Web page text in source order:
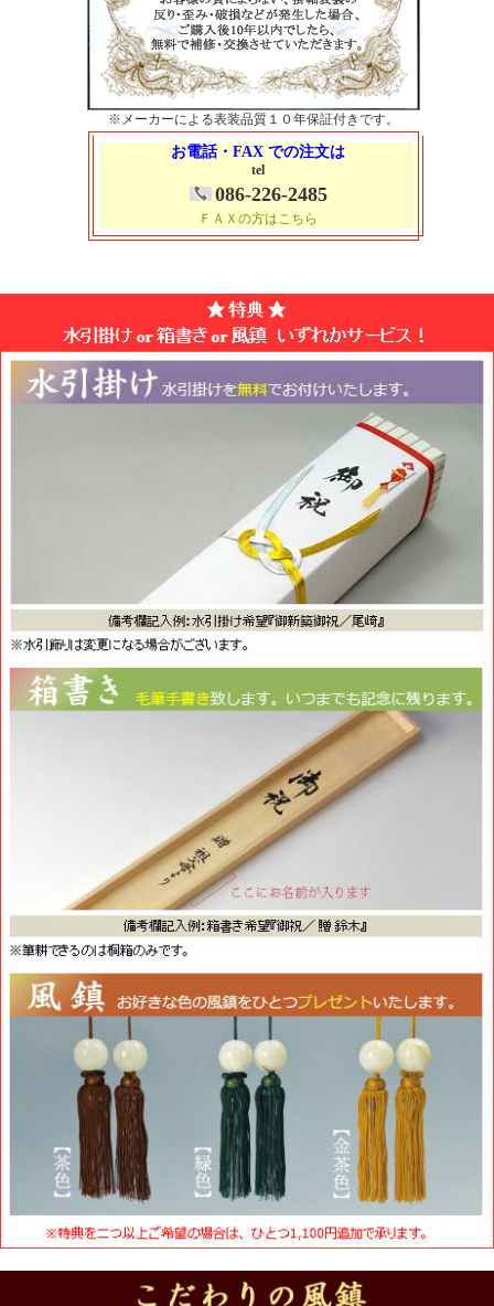
※メーカーによる表装品質１０年保証付きです。
お電話・FAX での注文は
tel
086-226-2485
ＦＡＸの方はこちら